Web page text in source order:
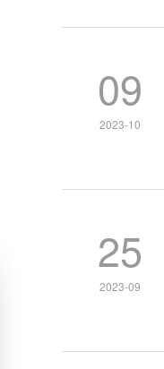
09
2023-10
25
2023-09